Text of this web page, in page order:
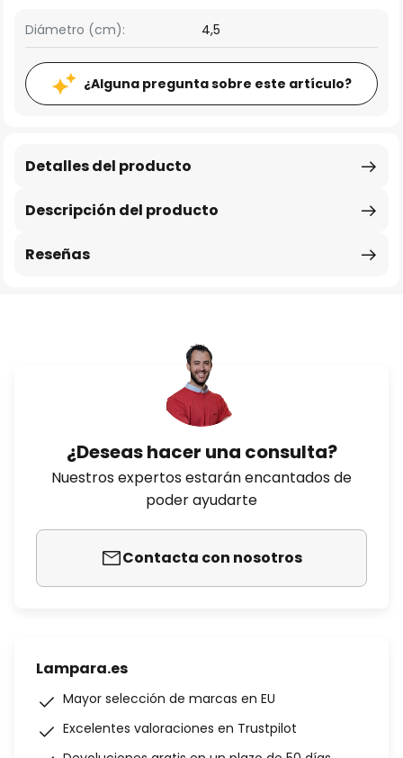
Diámetro (cm): 4,5
¿Alguna pregunta sobre este artículo?
Descripción del producto
Detalles del producto
Reseñas
¿Deseas hacer una consulta?
Nuestros expertos estarán encantados de
poder ayudarte
Contacta con nosotros
Lampara.es
Mayor selección de marcas en EU
Excelentes valoraciones en Trustpilot